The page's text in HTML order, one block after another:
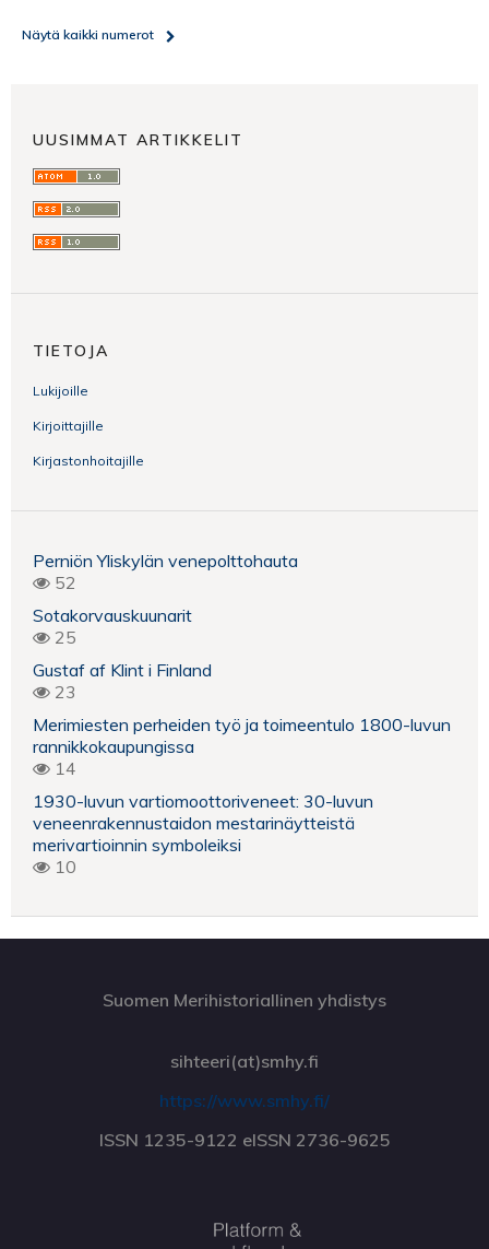
Näytä kaikki numerot
UUSIMMAT ARTIKKELIT
TIETOJA
Lukijoille
Kirjoittajille
Kirjastonhoitajille
Perniön Yliskylän venepolttohauta
52
Sotakorvauskuunarit
25
Gustaf af Klint i Finland
23
Merimiesten perheiden työ ja toimeentulo 1800-luvun
rannikkokaupungissa
14
1930-luvun vartiomoottoriveneet: 30-luvun
veneenrakennustaidon mestarinäytteistä
merivartioinnin symboleiksi
10
Suomen Merihistoriallinen yhdistys
sihteeri(at)smhy.fi
https://www.smhy.fi/
ISSN 1235-9122 eISSN 2736-9625